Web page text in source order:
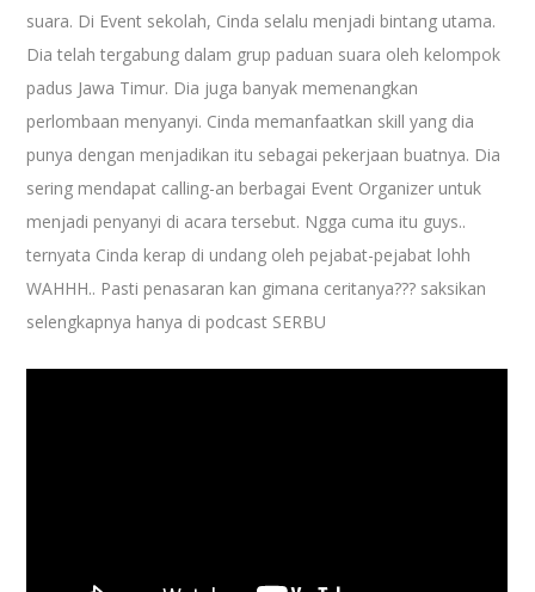
suara. Di Event sekolah, Cinda selalu menjadi bintang utama.
Dia telah tergabung dalam grup paduan suara oleh kelompok
padus Jawa Timur. Dia juga banyak memenangkan
perlombaan menyanyi. Cinda memanfaatkan skill yang dia
punya dengan menjadikan itu sebagai pekerjaan buatnya. Dia
sering mendapat calling-an berbagai Event Organizer untuk
menjadi penyanyi di acara tersebut. Ngga cuma itu guys..
ternyata Cinda kerap di undang oleh pejabat-pejabat lohh
WAHHH.. Pasti penasaran kan gimana ceritanya??? saksikan
selengkapnya hanya di podcast SERBU